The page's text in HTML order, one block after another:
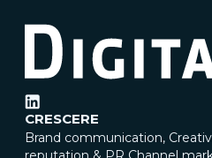
CRESCERE
Brand communication,